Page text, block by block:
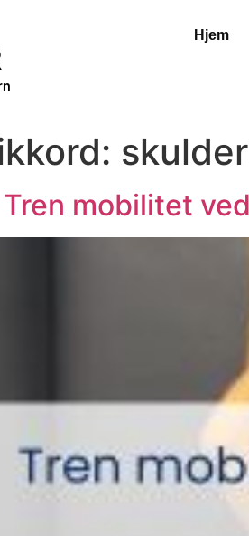
Hjem
mobilitet